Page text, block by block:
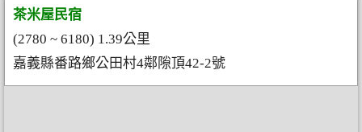
茶米屋民宿
(2780 ~ 6180) 1.39公里
嘉義縣番路鄉公田村4鄰隙頂42-2號